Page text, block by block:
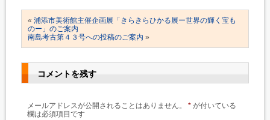
« 浦添市美術館主催企画展「きらきらひかる展ー世界の輝く宝も
のー」のご案内
南島考古第４３号への投稿のご案内 »
コメントを残す
メールアドレスが公開されることはありません。 * が付いている
欄は必須項目です